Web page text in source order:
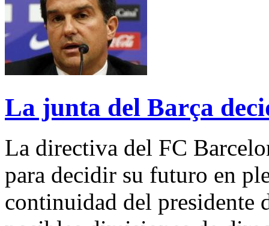
La junta del Barça
La directiva del FC
para decidir su futuro en
continuidad del presidente